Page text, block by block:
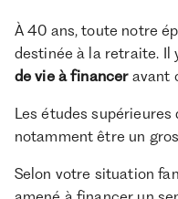
À 40 ans, toute notre
destinée à la retraite. Il
de vie à financeravant
Les études
notamment être un
Selon votre situation